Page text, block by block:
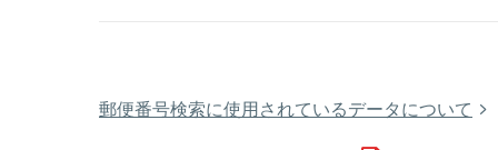
郵便番号検索に使用されているデータについて